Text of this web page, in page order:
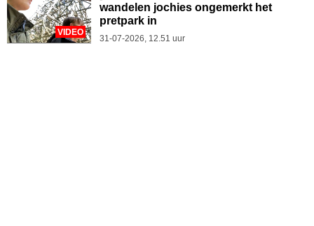
VIDEO
wandelen jochies ongemerkt het
pretpark in
31-07-2026, 12.51 uur